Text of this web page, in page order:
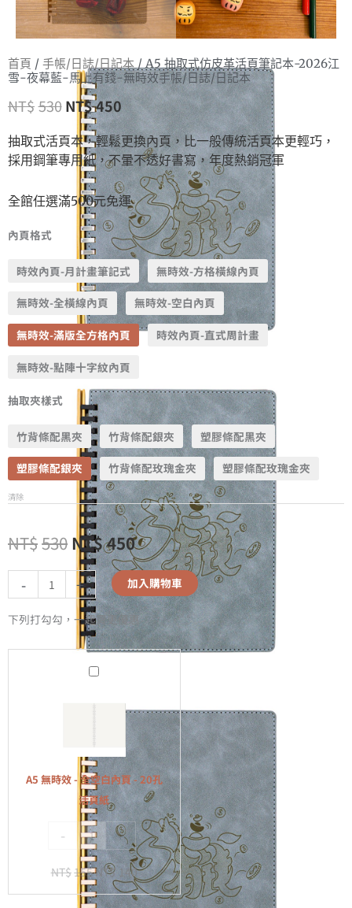
首頁 / 手帳/日誌/日記本/ A5 抽取式仿皮革活頁筆記本-2026江
雪-夜幕藍-馬上有錢-無時效手帳/日誌/日記本
NT$530 NT$450
抽取式活頁本，輕鬆更換內頁，比一般傳統活頁本更輕巧，
採用鋼筆專用紙，不暈不透好書寫，年度熱銷冠軍
全館任選滿500元免運
內頁格式
時效內頁-月計畫筆記式 無時效-方格橫線內頁
無時效-全橫線內頁 無時效-空白內頁
無時效-滿版全方格內頁 時效內頁-直式周計畫
無時效-點陣十字紋內頁
抽取夾樣式
竹背條配黑夾 竹背條配銀夾 塑膠條配黑夾
塑膠條配銀夾 竹背條配玫瑰金夾 塑膠條配玫瑰金夾
清除
NT$530 NT$450
- + 加入購物車
下列打勾勾，一起買更優惠
A5
效
-
全
空
白
內
頁
-
20
A5 無時效 - 全空白內頁 - 20孔
活頁紙
- +
NT$155NT$ 140